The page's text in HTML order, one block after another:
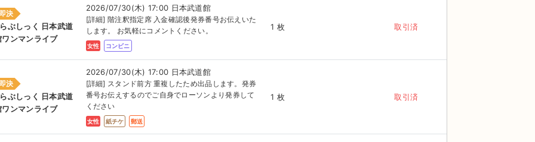
決
ぶしっく 日本武道
ワンマンライブ
2026/07/30(木) 17:00 日本武道館
[詳細] 階注釈指定席 入金確認後発券番号お伝えいた
します。 お気軽にコメントください。
女性 コンビニ
1 枚 取引済
決
ぶしっく 日本武道
ワンマンライブ
2026/07/30(木) 17:00 日本武道館
[詳細] スタンド前方 重複したため出品します。発券
番号お伝えするのでご自身でローソンより発券して
ください
女性 紙チケ 郵送
1 枚 取引済